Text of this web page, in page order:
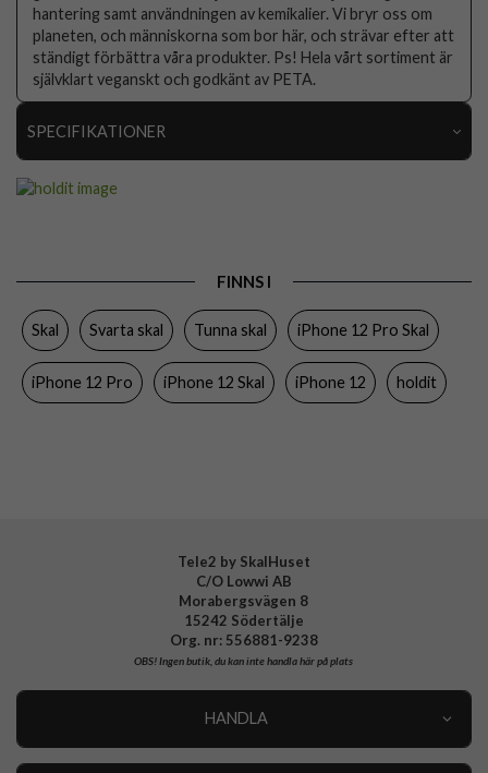
hantering samt användningen av kemikalier. Vi bryr oss om
planeten, och människorna som bor här, och strävar efter att
ständigt förbättra våra produkter. Ps! Hela vårt sortiment är
självklart veganskt och godkänt av PETA.
SPECIFIKATIONER
Slimmad, Trådlös laddning-kompatibel
Färg Svart
Återvunnen plast
Varumärke holdit
FINNS I
Skal Svarta skal Tunna skal iPhone 12 Pro Skal
iPhone 12 Pro iPhone 12 Skal iPhone 12 holdit
Tele2 by SkalHuset
C/O Lowwi AB
Morabergsvägen 8
15242 Södertälje
Org. nr: 556881-9238
OBS!Ingen butik, du kan inte handla här på plats
HANDLA